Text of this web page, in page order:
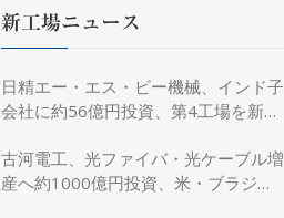
新工場ニュース
日精エー・エス・ビー機械、インド子
会社に約56億円投資、第4工場を新設
古河電工、光ファイバ・光ケーブル増
産へ約1000億円投資、米・ブラジ